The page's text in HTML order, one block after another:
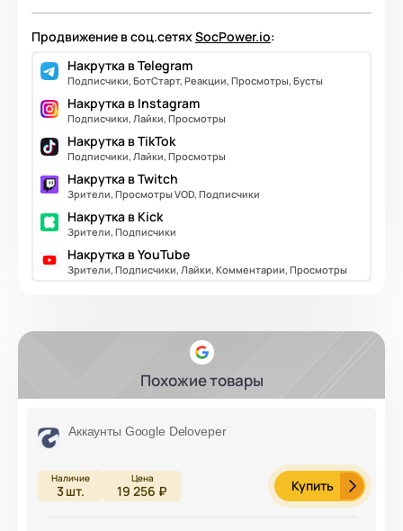
Продвижение в соц.сетяхSocPower.io:
Накрутка в Telegram
Подписчики, БотСтарт, Реакции, Просмотры, Бусты
Накрутка в Instagram
Подписчики, Лайки, Просмотры
Накрутка в TikTok
Подписчики, Лайки, Просмотры
Накрутка в Twitch
Зрители, Просмотры VOD, Подписчики
Накрутка в Kick
Зрители, Подписчики
Накрутка в YouTube
Зрители, Подписчики, Лайки, Комментарии, Просмотры
Похожие товары
Аккаунты Google Deloveper
3шт. 19 256 ₽ Купить